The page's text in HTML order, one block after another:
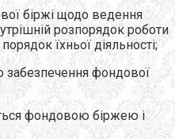
біржі щодо ведення
розпорядок роботи
їхньої діяльності;
забезпечення фондової
фондовою біржею і